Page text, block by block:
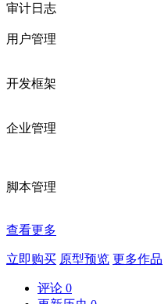
审计日志
用户管理
开发框架
企业管理
脚本管理
查看更多
立即购买 原型预览 更多作品
评论 0